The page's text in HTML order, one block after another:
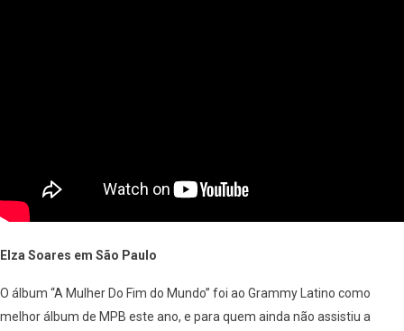
Elza Soares em São Paulo
O álbum “A Mulher Do Fim do Mundo” foi ao Grammy Latino como
melhor álbum de MPB este ano, e para quem ainda não assistiu a